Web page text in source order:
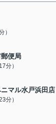
）
便局
分）
マル水戸浜田店
分）